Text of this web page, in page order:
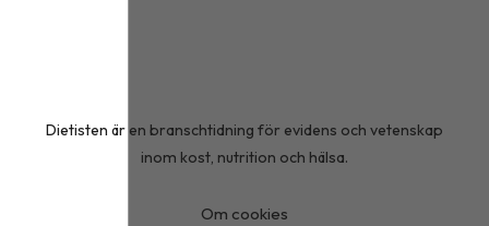
Dietisten är en branschtidning för evidens och vetenskap
inom kost, nutrition och hälsa.
Om cookies